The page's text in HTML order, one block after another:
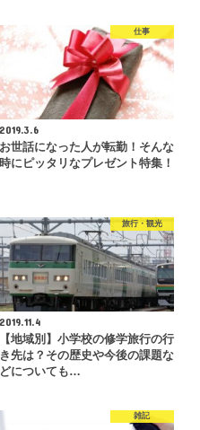
仕事
2019.3.6
お世話になった人が転勤！そんな
時にピッタリなプレゼント特集！
旅行・観光
2019.11.4
【地域別】小学校の修学旅行の行
き先は？その歴史や今後の課題な
どについても…
雑記